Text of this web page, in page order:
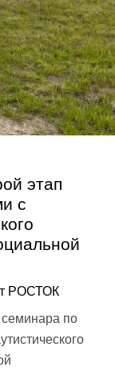
этап
с
РОСТОК
по